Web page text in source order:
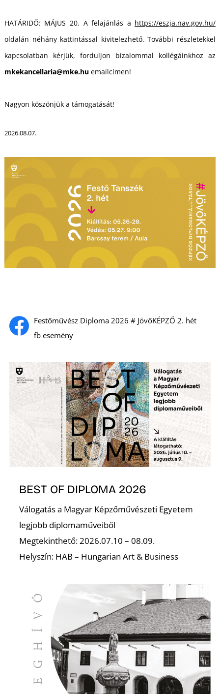
Festőművész Diploma 2026 # JövőKÉPZŐ 2. hét
fb esemény
HATÁRIDŐ: MÁJUS 20. A felajánlás a https://eszja.nav.gov.hu/
oldalán néhány kattintással kivitelezhető. További részletekkel
kapcsolatban kérjük, forduljon bizalommal kollégáinkhoz az
mkekancellaria@mke.huemailcímen!
Nagyon köszönjük a támogatását!
2026.08.07.
BEST OF DIPLOMA 2026
Válogatás a Magyar Képzőművészeti Egyetem
legjobb diplomaműveiből
Megtekinthető: 2026.07.10 – 08.09.
Helyszín: HAB – Hungarian Art & Business